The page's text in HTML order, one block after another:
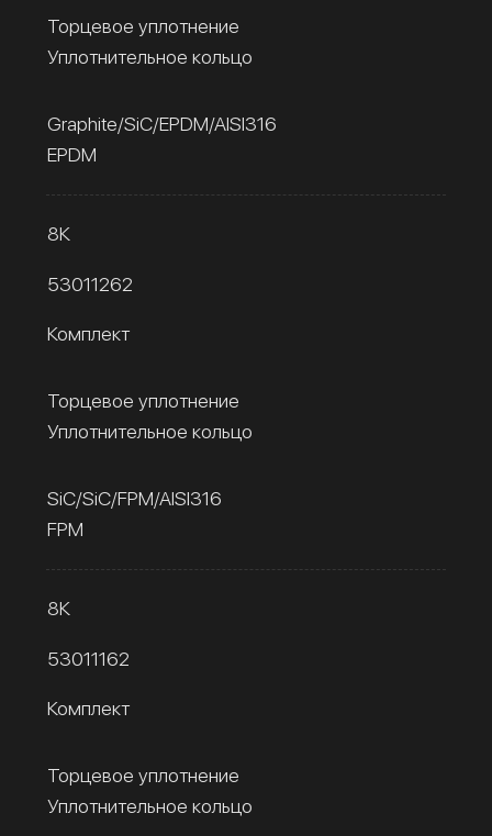
Торцевое уплотнение
Уплотнительное кольцо
Graphite/SiC/EPDM/AISI316
EPDM
8К
53011262
Комплект
Торцевое уплотнение
Уплотнительное кольцо
SiC/SiC/FPM/AISI316
FPM
8К
53011162
Комплект
Торцевое уплотнение
Уплотнительное кольцо